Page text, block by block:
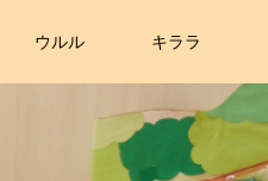
ウルル キララ